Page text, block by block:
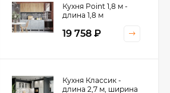
Кухня Point 1,8 м -
длина 1,8 м
19 758 ₽
Кухня Классик -
длина 2,7 м, ширина
Кухня Принцесса -
длина 2,4 м
38 767₽
Кухня Оптима - длина
2,8 м, ширина 1,4 м